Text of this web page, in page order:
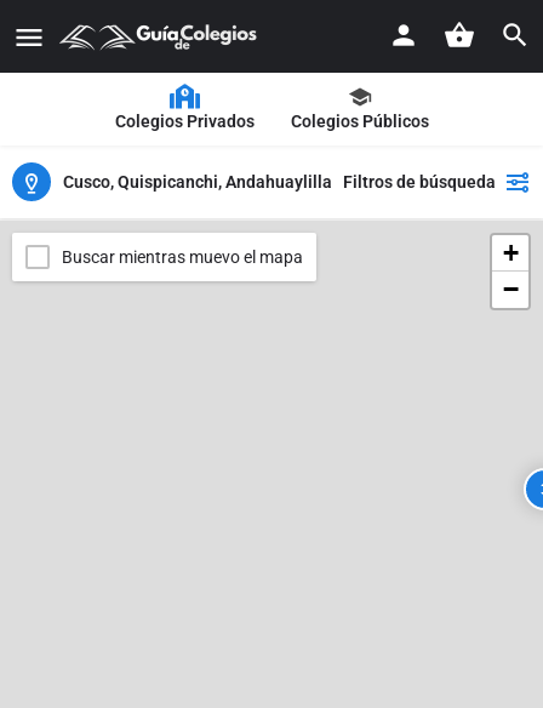
Colegios Privados Colegios Públicos
Cusco, Quispicanchi, Andahuaylillas Filtros de búsqueda
+
−
Buscar mientras muevo el mapa